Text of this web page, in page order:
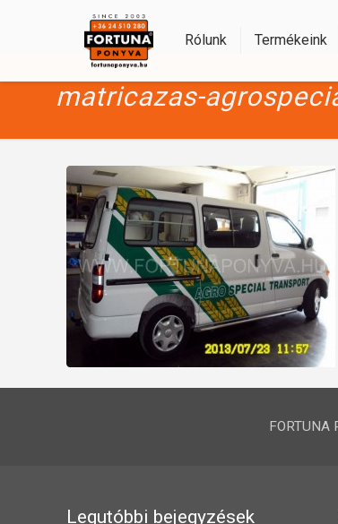
Rólunk Termékeink
matricazas-
Legutóbbi bejegyzések